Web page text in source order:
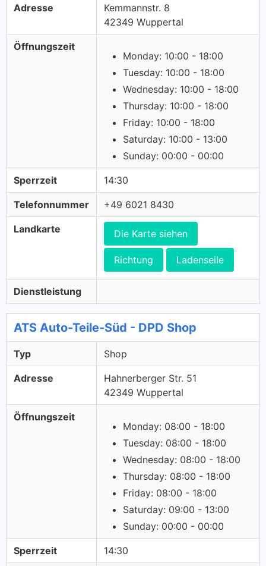
Adresse
Kemmannstr. 8
42349 Wuppertal
Öffnungszeit
Monday: 10:00 - 18:00
Tuesday: 10:00 - 18:00
Wednesday: 10:00 - 18:00
Thursday: 10:00 - 18:00
Friday: 10:00 - 18:00
Saturday: 10:00 - 13:00
Sunday: 00:00 - 00:00
Sperrzeit 14:30
Telefonnummer +49 6021 8430
Landkarte Die Karte siehen
Richtung Ladenseile
Dienstleistung
ATS Auto-Teile-Süd - DPD Shop
Typ Shop
Adresse
Hahnerberger Str. 51
42349 Wuppertal
Öffnungszeit
Monday: 08:00 - 18:00
Tuesday: 08:00 - 18:00
Wednesday: 08:00 - 18:00
Thursday: 08:00 - 18:00
Friday: 08:00 - 18:00
Saturday: 09:00 - 13:00
Sunday: 00:00 - 00:00
Sperrzeit 14:30